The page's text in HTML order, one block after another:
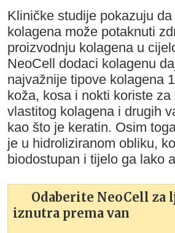
Kliničke studije pokazuju
kolagena može potaknuti
proizvodnju kolagena u
NeoCell dodaci kolagenu
najvažnije tipove kolagena
koža, kosa i nokti koriste za
vlastitog kolagena i drugih
kao što je keratin. Osim
je u hidroliziranom obliku,
biodostupan i tijelo ga lako
Odaberite NeoCell za
iznutra prema van